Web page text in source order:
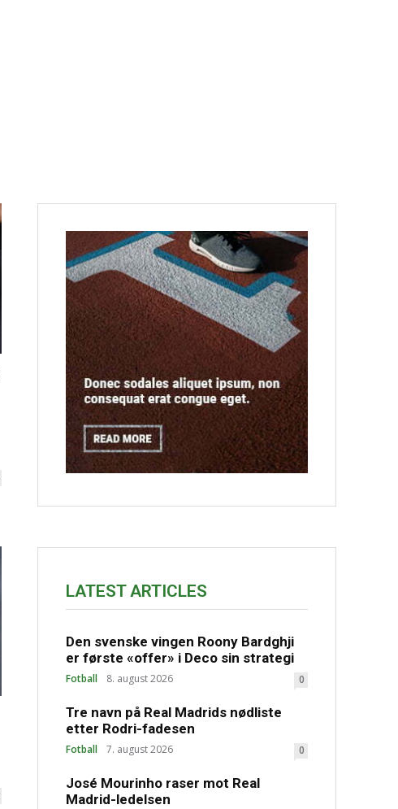
LATEST ARTICLES
Den svenske vingen Roony Bardghji
er første «offer» i Deco sin strategi
Fotball 8. august 2026 0
Tre navn på Real Madrids nødliste
etter Rodri-fadesen
Fotball 7. august 2026 0
José Mourinho raser mot Real
Madrid-ledelsen